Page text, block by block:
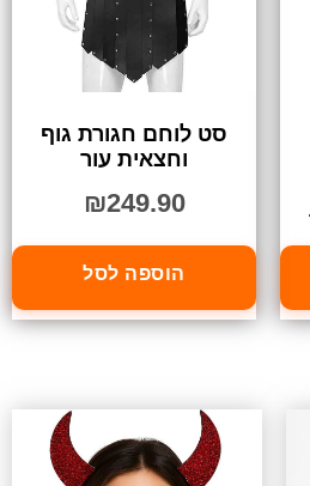
סט לוחם חגורת גוף
וחצאית עור
₪249.90
הוספה לסל